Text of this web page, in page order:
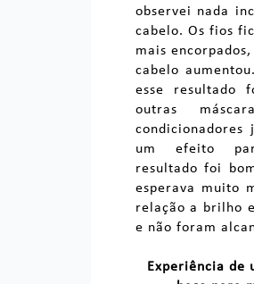
observei nada
cabelo. Os fios
mais
cabelo
esse resultado
outras
um efeito
resultado foi
esperava muito
relação a brilho
e não foram
Experiência de